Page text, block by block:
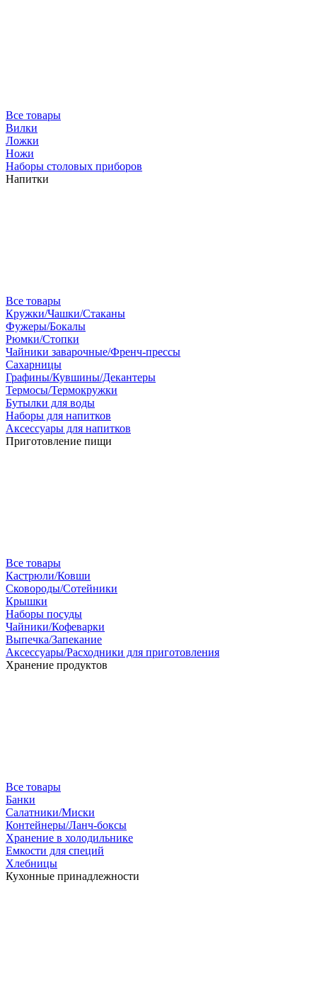
Все товары
Вилки
Ложки
Ножи
Наборы столовых приборов
Напитки
Все товары
Кружки/Чашки/Стаканы
Фужеры/Бокалы
Рюмки/Стопки
Чайники заварочные/Френч-прессы
Сахарницы
Графины/Кувшины/Декантеры
Термосы/Термокружки
Бутылки для воды
Наборы для напитков
Аксессуары для напитков
Приготовление пищи
Все товары
Кастрюли/Ковши
Сковороды/Сотейники
Крышки
Наборы посуды
Чайники/Кофеварки
Выпечка/Запекание
Аксессуары/Расходники для приготовления
Хранение продуктов
Все товары
Банки
Салатники/Миски
Контейнеры/Ланч-боксы
Хранение в холодильнике
Емкости для специй
Хлебницы
Кухонные принадлежности